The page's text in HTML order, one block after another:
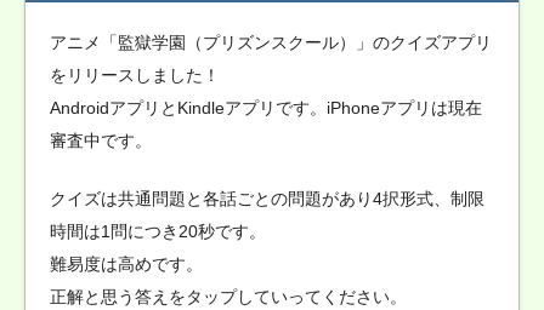
アニメ「監獄学園（プリズンスクール）」のクイズアプリ
をリリースしました！
AndroidアプリとKindleアプリです。iPhoneアプリは現在
審査中です。
クイズは共通問題と各話ごとの問題があり4択形式、制限
時間は1問につき20秒です。
難易度は高めです。
正解と思う答えをタップしていってください。